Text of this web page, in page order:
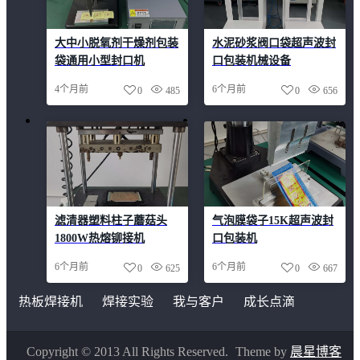
大中小脱氧剂干燥剂包装
袋通用小型封口机
4个月前 485
0
水泥砂浆阀口袋超声波封
口包装机械设备
6个月前 656
0
滤清器塑料柱子蘑菇头
1800W热熔铆接机
6个月前 625
0
气泡膜袋子15K超声波封
口包装机
6个月前 667
0
热板焊接机 焊接实验 我与客户 成长点滴
Copyright © 2013 All Rights Reserved. Theme by 晨星博客